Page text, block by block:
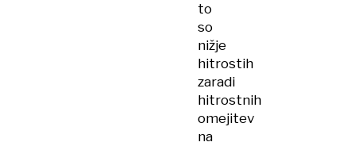
to
so
nižje
hitrostih
zaradi
hitrostnih
omejitev
na